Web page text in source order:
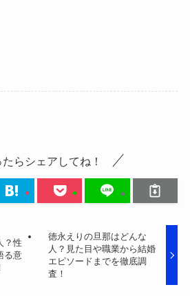
たらシェアしてね！
？性
る意
徳永えりの旦那はどんな
人？見た目や職業から結婚
エピソードまでを徹底調
査！